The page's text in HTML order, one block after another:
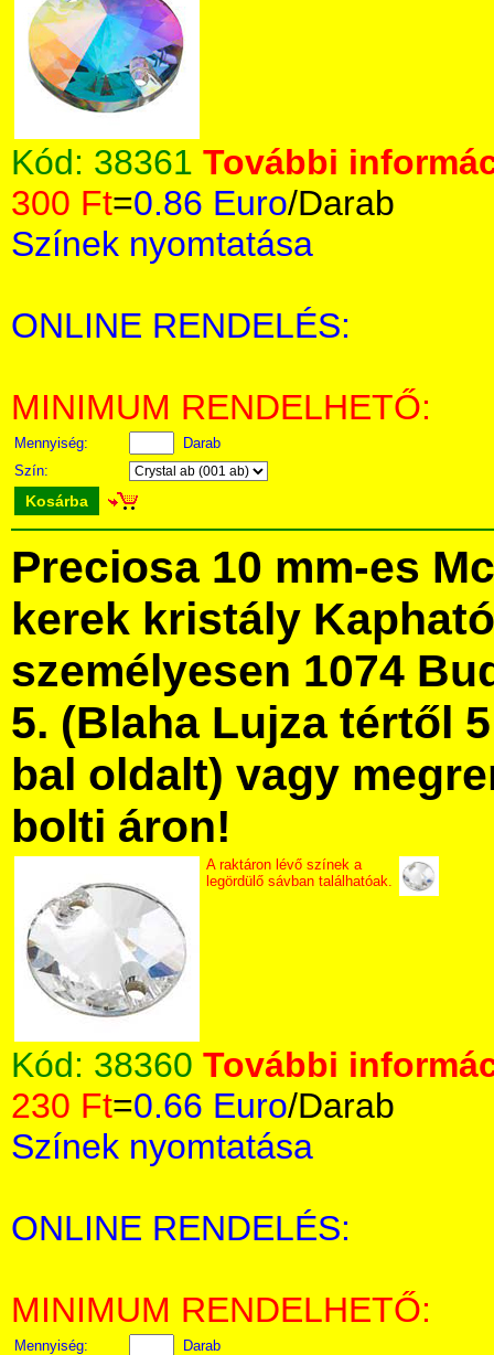
Kód: 38361 További
300 Ft=0.86 Euro/Darab
Színek nyomtatása
ONLINE RENDELÉS:
MINIMUM RENDELHETŐ:
Mennyiség:
Darab
Szín:
Kosárba
Preciosa 10 mm-es
kerek kristály
személyesen 1074
5. (Blaha Lujza tértől
bal oldalt) vagy
bolti áron!
A raktáron lévő színek a
legördülő sávban találhatóak.
Kód: 38360 További
230 Ft=0.66 Euro/Darab
Színek nyomtatása
ONLINE RENDELÉS:
MINIMUM RENDELHETŐ:
Mennyiség:
Darab